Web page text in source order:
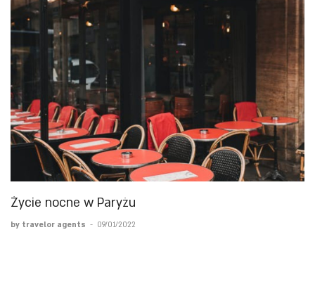
Życie nocne w Paryżu
by travelor agents - 09/01/2022